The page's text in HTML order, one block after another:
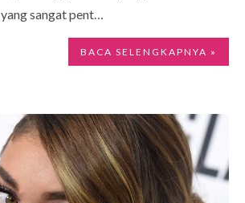
sangat pent…
BACA SELENGKAPNYA »